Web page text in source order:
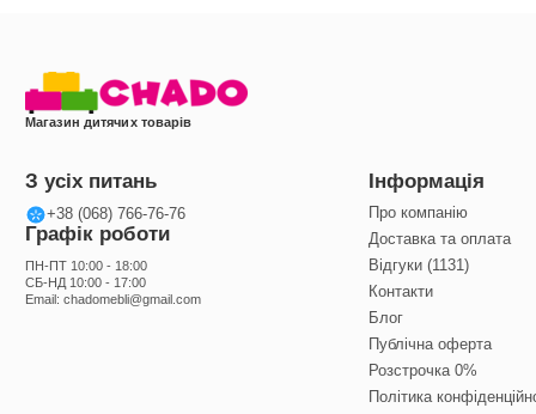
Магазин дитячих товарів
З усіх питань
+38 (068) 766-76-76
Графік роботи
ПН-ПТ 10:00 - 18:00
СБ-НД 10:00 - 17:00
Email: chadomebli@gmail.com
Інформація
Про компанію
Доставка та оплата
Відгуки (1131)
Контакти
Блог
Публічна оферта
Розстрочка 0%
Політика